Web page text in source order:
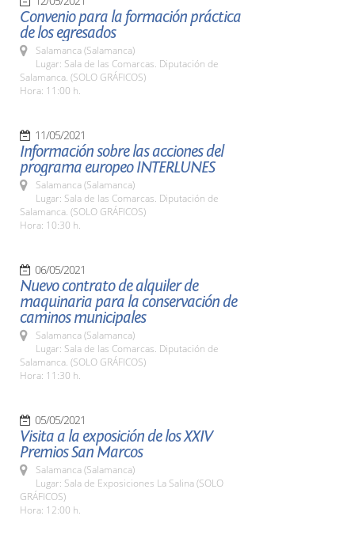
Convenio para la formación práctica
de los egresados
Salamanca (Salamanca)
Lugar: Sala de las Comarcas. Diputación de
Salamanca. (SOLO GRÁFICOS)
Hora: 11:00 h.
11/05/2021
Información sobre las acciones del
programa europeo INTERLUNES
Salamanca (Salamanca)
Lugar: Sala de las Comarcas. Diputación de
Salamanca. (SOLO GRÁFICOS)
Hora: 10:30 h.
06/05/2021
Nuevo contrato de alquiler de
maquinaria para la conservación de
caminos municipales
Salamanca (Salamanca)
Lugar: Sala de las Comarcas. Diputación de
Salamanca. (SOLO GRÁFICOS)
Hora: 11:30 h.
05/05/2021
Visita a la exposición de los XXIV
Premios San Marcos
Salamanca (Salamanca)
Lugar: Sala de Exposiciones La Salina (SOLO
GRÁFICOS)
Hora: 12:00 h.